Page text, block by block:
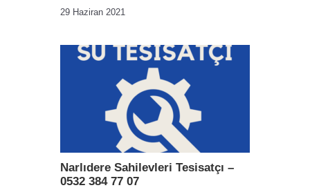
29 Haziran 2021
Narlıdere Sahilevleri Tesisatçı –
0532 384 77 07